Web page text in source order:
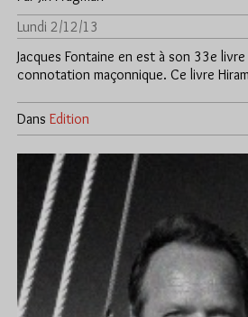
Lundi 2/12/13
Jacques Fontaine en est à son 33e
connotation maçonnique. Ce livre
Dans Edition